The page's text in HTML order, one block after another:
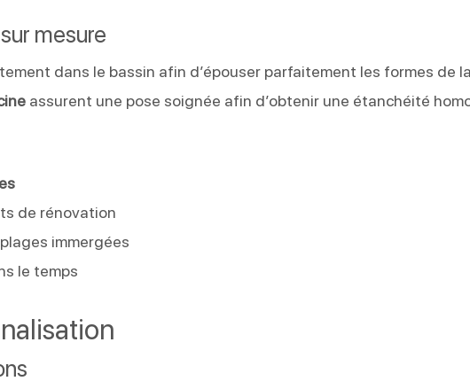
mesure
dans le bassin afin d’épouser parfaitement les formes de
assurent une pose soignée afin d’obtenir une étanchéité
de rénovation
immergées
le temps